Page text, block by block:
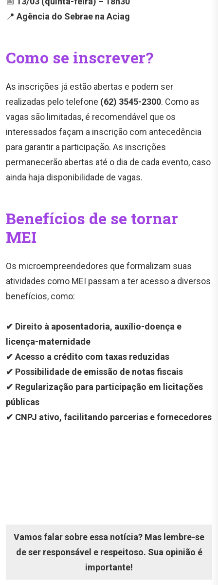
📍 Agência do Sebrae na Aciag
Como se inscrever?
As inscrições já estão abertas e podem ser
realizadas pelo telefone (62) 3545-2300. Como as
vagas são limitadas, é recomendável que os
interessados façam a inscrição com antecedência
para garantir a participação. As inscrições
permanecerão abertas até o dia de cada evento, caso
ainda haja disponibilidade de vagas.
Benefícios de se tornar
MEI
Os microempreendedores que formalizam suas
atividades como MEI passam a ter acesso a diversos
benefícios, como:
✔ Direito à aposentadoria, auxílio-doença e
licença-maternidade
✔ Acesso a crédito com taxas reduzidas
✔ Possibilidade de emissão de notas fiscais
✔ Regularização para participação em licitações
públicas
✔ CNPJ ativo, facilitando parcerias e fornecedores
Vamos falar sobre essa notícia? Mas lembre-se
de ser responsável e respeitoso. Sua opinião é
importante!